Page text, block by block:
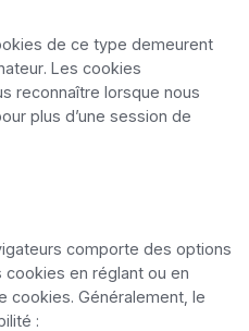
de ce type demeurent
Les cookies
reconnaître lorsque nous
plus d’une session de
comporte des options
en réglant ou en
cookies. Généralement, le
: